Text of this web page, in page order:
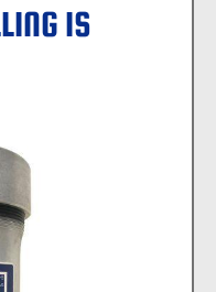
IS